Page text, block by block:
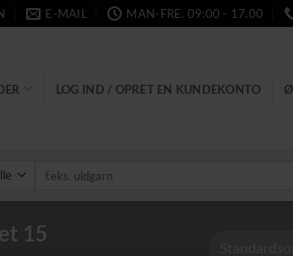
E-MAIL MAN-FRE. 09:00 - 17.00
LOG IND / OPRET EN KUNDEKONTO
Søg
15